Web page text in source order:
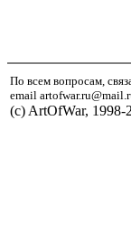
По всем вопросам,
email
(с) ArtOfWar, 1998-